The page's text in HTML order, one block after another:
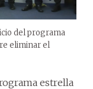
del programa
eliminar el
estrella